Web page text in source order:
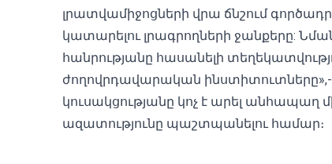
լրատվամիջոցների վրա ճնշում
կատարելու լրագրողների ջանքերը:
հանրությանը հասանելի
ժողովրդավարական
կուսակցությանը կոչ է արել անհապաղ
ազատությունը պաշտպանելու համար։